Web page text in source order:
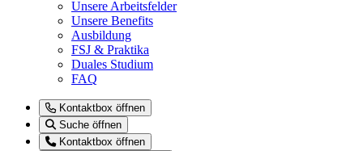
Unsere Arbeitsfelder
Unsere Benefits
Ausbildung
FSJ & Praktika
Duales Studium
FAQ
Kontaktbox öffnen
Suche öffnen
Kontaktbox öffnen